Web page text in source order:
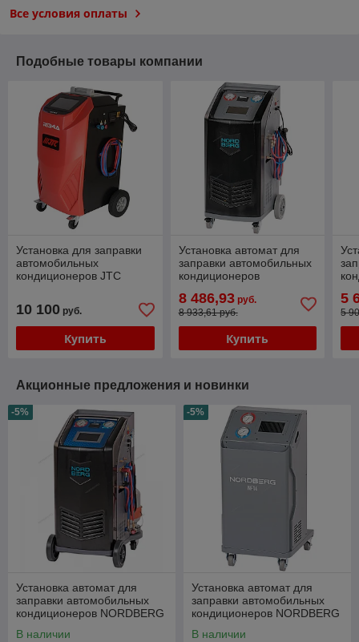
Все условия оплаты
Подобные товары компании
Установка для заправки
автомобильных
кондиционеров JTC
10 100 руб.
Купить
Установка автомат для
заправки автомобильных
кондиционеров
8 486,93руб.
8 933,61 руб.
Купить
5
5
Акционные предложения и новинки
-5%
Установка автомат для
заправки автомобильных
кондиционеров NORDBERG
В наличии
-5%
Установка автомат для
заправки автомобильных
кондиционеров NORDBERG
В наличии